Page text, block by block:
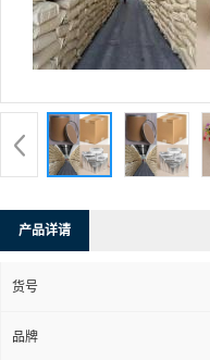
产品详请
货号
品牌